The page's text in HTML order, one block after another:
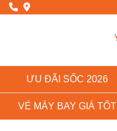
ƯU ĐÃI SỐC 2026
VÉ MÁY BAY GIÁ TỐT